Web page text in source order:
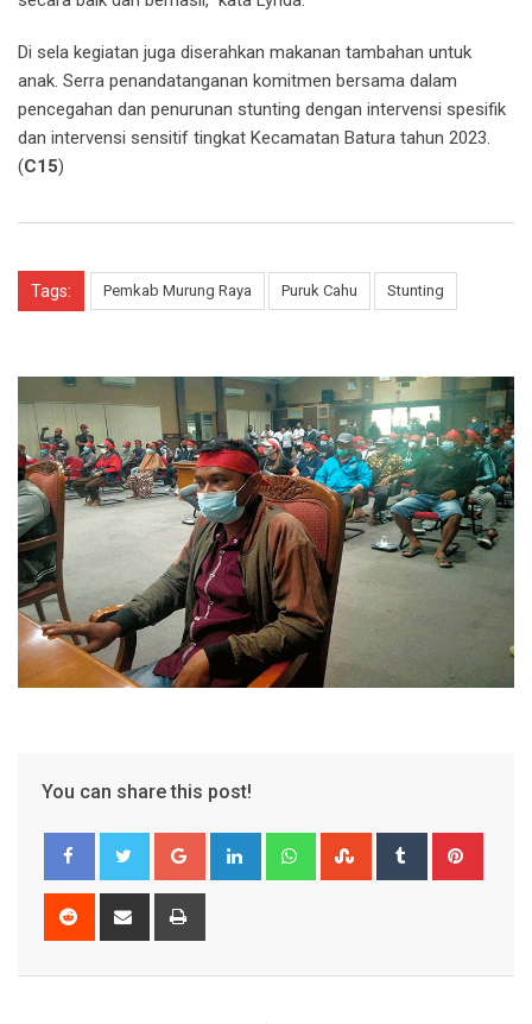
Di sela kegiatan juga diserahkan makanan tambahan untuk
anak. Serra penandatanganan komitmen bersama dalam
pencegahan dan penurunan stunting dengan intervensi spesifik
dan intervensi sensitif tingkat Kecamatan Batura tahun 2023.
(C15)
Tags: Pemkab Murung Raya Puruk Cahu Stunting
You can share this post!
Google+ LinkedIn WhatsappStumbleUpon
Tumblr
Reddit
Share